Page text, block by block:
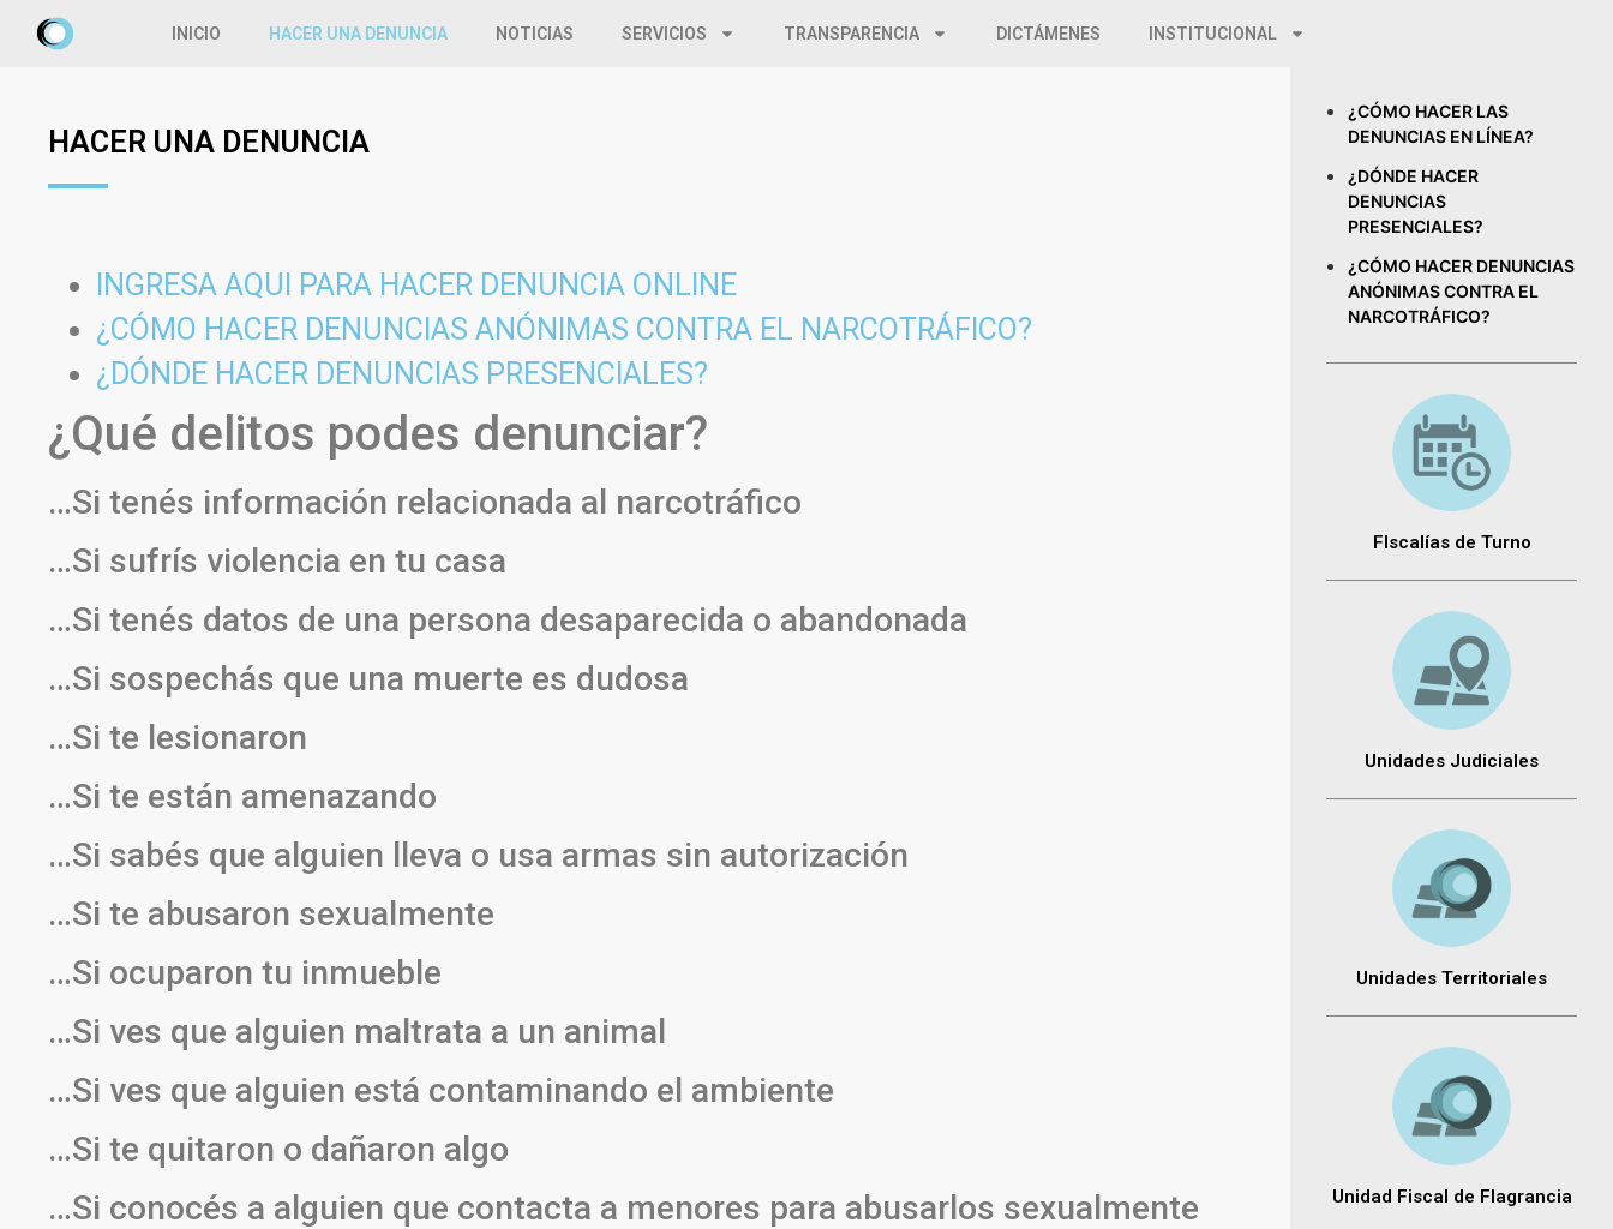
INICIO HACER UNA DENUNCIA NOTICIAS SERVICIOS TRANSPARENCIA DICTÁMENES INSTITUCIONAL
HACER UNA DENUNCIA
INGRESA AQUI PARA HACER DENUNCIA ONLINE
¿CÓMO HACER DENUNCIAS ANÓNIMAS CONTRA EL NARCOTRÁFICO?
¿DÓNDE HACER DENUNCIAS PRESENCIALES?
¿Qué delitos podes denunciar?
…Si tenés información relacionada al narcotráfico
…Si sufrís violencia en tu casa
…Si tenés datos de una persona desaparecida o abandonada
…Si sospechás que una muerte es dudosa
…Si te lesionaron
…Si te están amenazando
…Si sabés que alguien lleva o usa armas sin autorización
…Si te abusaron sexualmente
…Si ocuparon tu inmueble
…Si ves que alguien maltrata a un animal
…Si ves que alguien está contaminando el ambiente
…Si te quitaron o dañaron algo
…Si conocés a alguien que contacta a menores para abusarlos sexualmente
¿CÓMO HACER LAS
DENUNCIAS EN LÍNEA?
¿DÓNDE HACER
DENUNCIAS
PRESENCIALES?
¿CÓMO HACER DENUNCIAS
ANÓNIMAS CONTRA EL
NARCOTRÁFICO?
FIscalías de Turno
Unidades Judiciales
Unidades Territoriales
Unidad Fiscal de Flagrancia